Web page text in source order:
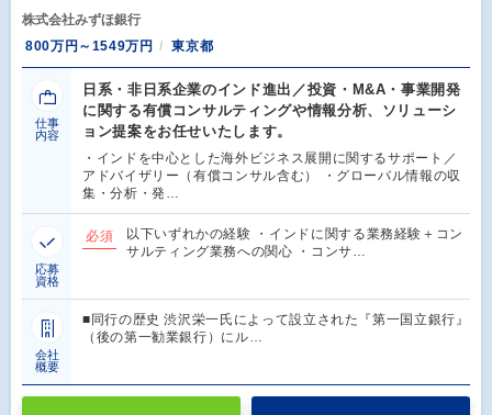
株式会社みずほ銀行
800万円～1549万円
東京都
仕事
内容
日系・非日系企業のインド進出／投資・M&A・事業開発
に関する有償コンサルティングや情報分析、ソリューシ
ョン提案をお任せいたします。
・インドを中心とした海外ビジネス展開に関するサポート／
アドバイザリー（有償コンサル含む） ・グローバル情報の収
集・分析・発…
応募
資格
必須
以下いずれかの経験 ・インドに関する業務経験＋コン
サルティング業務への関心 ・コンサ…
会社
概要
■同行の歴史 渋沢栄一氏によって設立された『第一国立銀行』
（後の第一勧業銀行）にル…